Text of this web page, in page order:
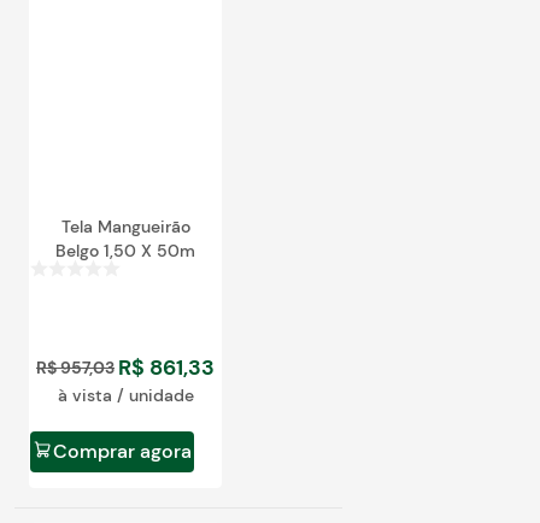
Tela Mangueirão
Belgo 1,50 X 50m
R$957,03 R$ 861,33
à vista / unidade
Comprar agora